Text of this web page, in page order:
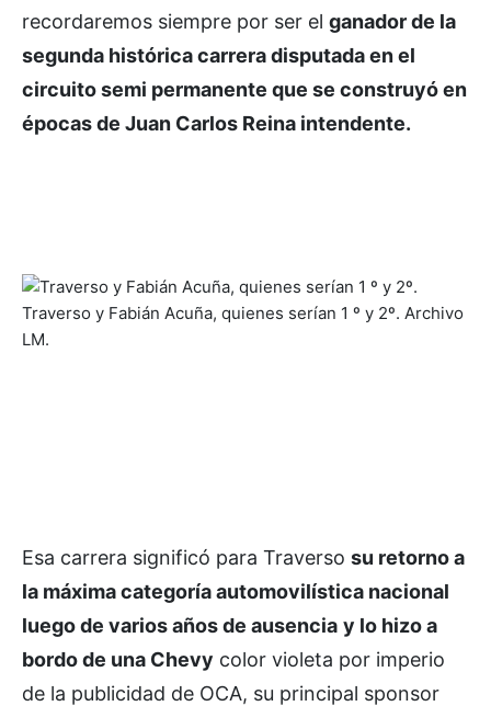
recordaremos siempre por ser el ganador de la
segunda histórica carrera disputada en el
circuito semi permanente que se construyó en
épocas de Juan Carlos Reina intendente.
Traverso y Fabián Acuña, quienes serían 1 º y 2º. Archivo
LM.
Esa carrera significó para Traverso su retorno a
la máxima categoría automovilística nacional
luego de varios años de ausencia y lo hizo a
bordo de una Chevy color violeta por imperio
de la publicidad de OCA, su principal sponsor